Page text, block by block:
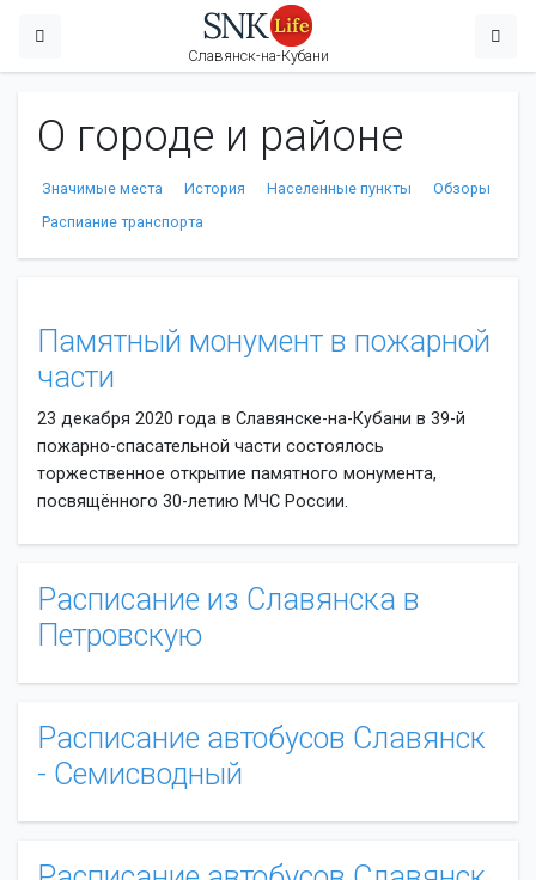
Славянск-на-Кубани
О городе и районе
Значимые места История Населенные пункты
Обзоры
Распиание транспорта
Памятный монумент в пожарной
части
23 декабря 2020 года в Славянске-на-Кубани в 39-й
пожарно-спасательной части состоялось
торжественное открытие памятного монумента,
посвящённого 30-летию МЧС России.
Расписание из Славянска в
Петровскую
Расписание автобусов Славянск
- Семисводный